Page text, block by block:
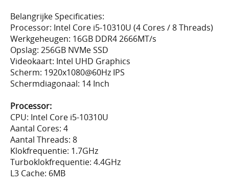
Belangrijke Specificaties:
Processor: Intel Core i5-10310U (4 Cores / 8 Threads)
Werkgeheugen: 16GB DDR4 2666MT/s
Opslag: 256GB NVMe SSD
Videokaart: Intel UHD Graphics
Scherm: 1920x1080@60Hz IPS
Schermdiagonaal: 14 Inch
Processor:
CPU: Intel Core i5-10310U
Aantal Cores: 4
Aantal Threads: 8
Klokfrequentie: 1.7GHz
Turboklokfrequentie: 4.4GHz
L3 Cache: 6MB